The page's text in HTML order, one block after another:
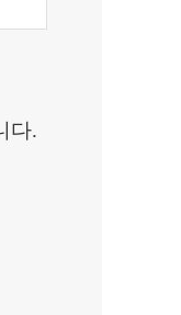
다.